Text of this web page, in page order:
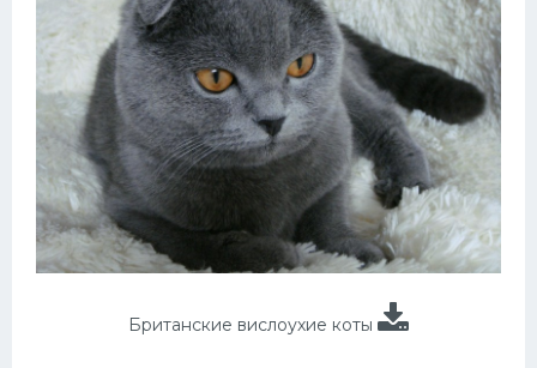
Британские вислоухие коты